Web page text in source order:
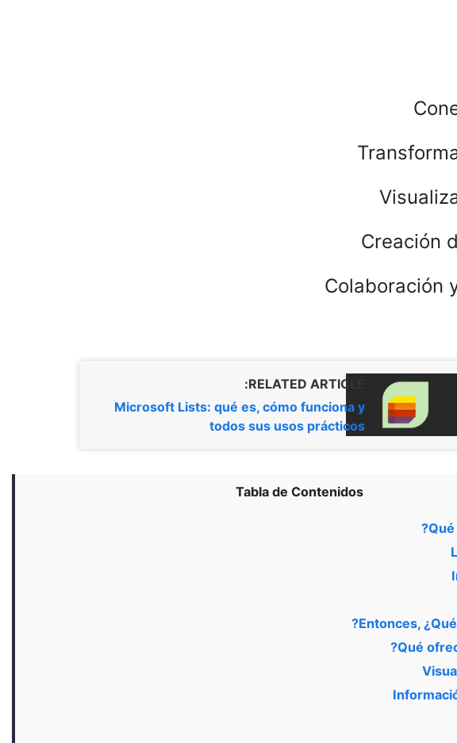
Creación
Colaboración
RELATED ARTICLE:
Microsoft Lists: qué es, cómo funciona y
todos sus usos prácticos
Tabla de Contenidos
Entonces,